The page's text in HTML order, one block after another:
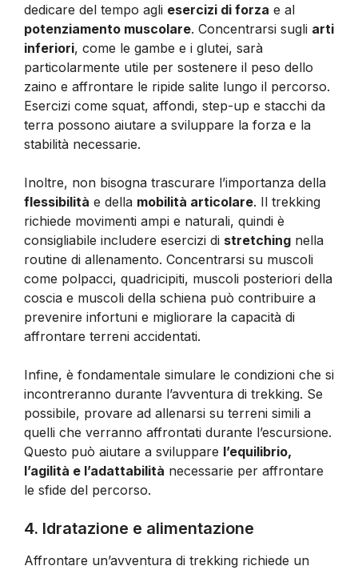
dedicare del tempo agli esercizi di forza e al
potenziamento muscolare. Concentrarsi sugli arti
inferiori, come le gambe e i glutei, sarà
particolarmente utile per sostenere il peso dello
zaino e affrontare le ripide salite lungo il percorso.
Esercizi come squat, affondi, step-up e stacchi da
terra possono aiutare a sviluppare la forza e la
stabilità necessarie.
Inoltre, non bisogna trascurare l’importanza della
flessibilità e della mobilità articolare. Il trekking
richiede movimenti ampi e naturali, quindi è
consigliabile includere esercizi di stretching nella
routine di allenamento. Concentrarsi su muscoli
come polpacci, quadricipiti, muscoli posteriori della
coscia e muscoli della schiena può contribuire a
prevenire infortuni e migliorare la capacità di
affrontare terreni accidentati.
Infine, è fondamentale simulare le condizioni che si
incontreranno durante l’avventura di trekking. Se
possibile, provare ad allenarsi su terreni simili a
quelli che verranno affrontati durante l’escursione.
Questo può aiutare a sviluppare l’equilibrio,
l’agilità e l’adattabilità necessarie per affrontare
le sfide del percorso.
4. Idratazione e alimentazione
Affrontare un’avventura di trekking richiede un